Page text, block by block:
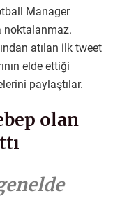
Manager
noktalanmaz.
atılan ilk tweet
elde ettiği
paylaştılar.
olan